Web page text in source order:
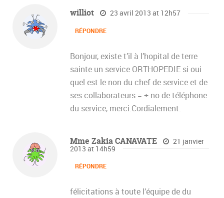
williot 23 avril 2013 at 12h57
RÉPONDRE
Bonjour, existe t’il à l’hopital de terre
sainte un service ORTHOPEDIE si oui
quel est le non du chef de service et de
ses collaborateurs =.+ no de téléphone
du service, merci.Cordialement.
Mme Zakia CANAVATE 21 janvier
2013 at 14h59
RÉPONDRE
félicitations à toute l’équipe de du